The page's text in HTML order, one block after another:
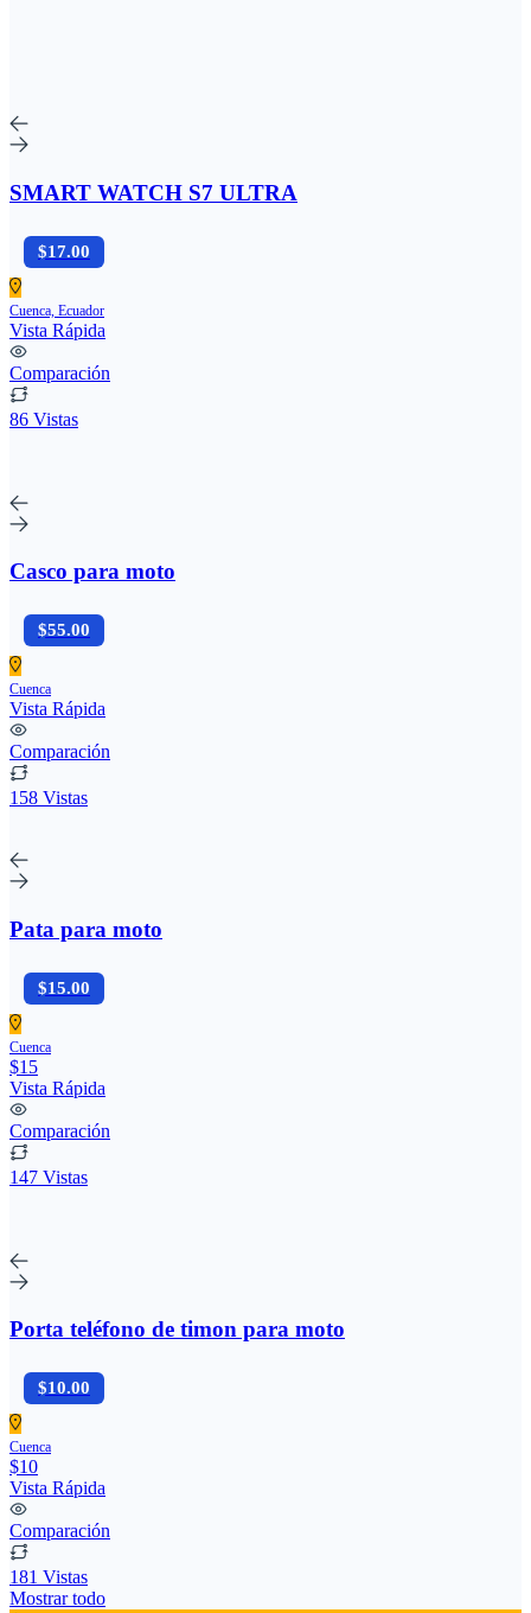
SMART WATCH S7 ULTRA
$17.00
Cuenca, Ecuador
Vista Rápida
Comparación
86 Vistas
Casco para moto
$55.00
Cuenca
Vista Rápida
Comparación
158 Vistas
Pata para moto
$15.00
Cuenca
$15
Vista Rápida
Comparación
147 Vistas
Porta teléfono de timon para moto
$10.00
Cuenca
$10
Vista Rápida
Comparación
181 Vistas
Mostrar todo